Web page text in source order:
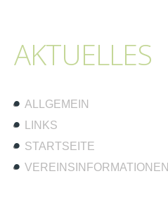
AKTUELLES
ALLGEMEIN
LINKS
STARTSEITE
VEREINSINFORMATIONEN